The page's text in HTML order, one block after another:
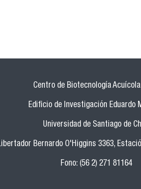
Centro de Biotecnología Acuícola
Edificio de Investigación Eduardo
Universidad de Santiago de
Bernardo O'Higgins 3363,
Fono: (56 2) 271 81164